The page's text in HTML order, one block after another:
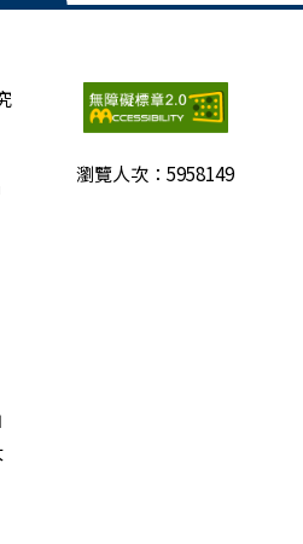
瀏覽人次：5958149